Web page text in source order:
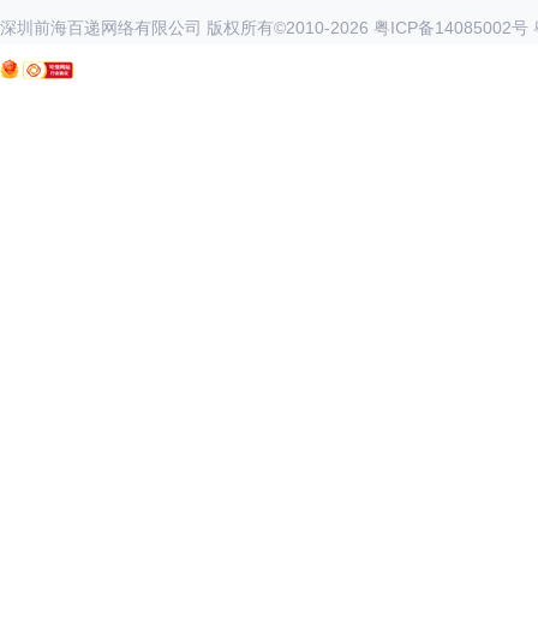
深圳前海百递网络有限公司 版权所有©2010-2026 粤ICP备14085002号